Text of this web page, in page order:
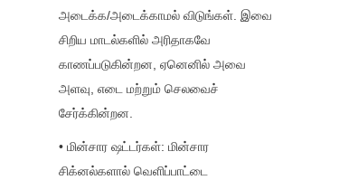
அடைக்க/அடைக்காமல் விடுங்கள். இவை
சிறிய மாடல்களில் அரிதாகவே
காணப்படுகின்றன, ஏனெனில் அவை
அளவு, எடை மற்றும் செலவைச்
சேர்க்கின்றன.
• மின்சார ஷட்டர்கள்: மின்சார
சிக்னல்களால் வெளிப்பாட்டை